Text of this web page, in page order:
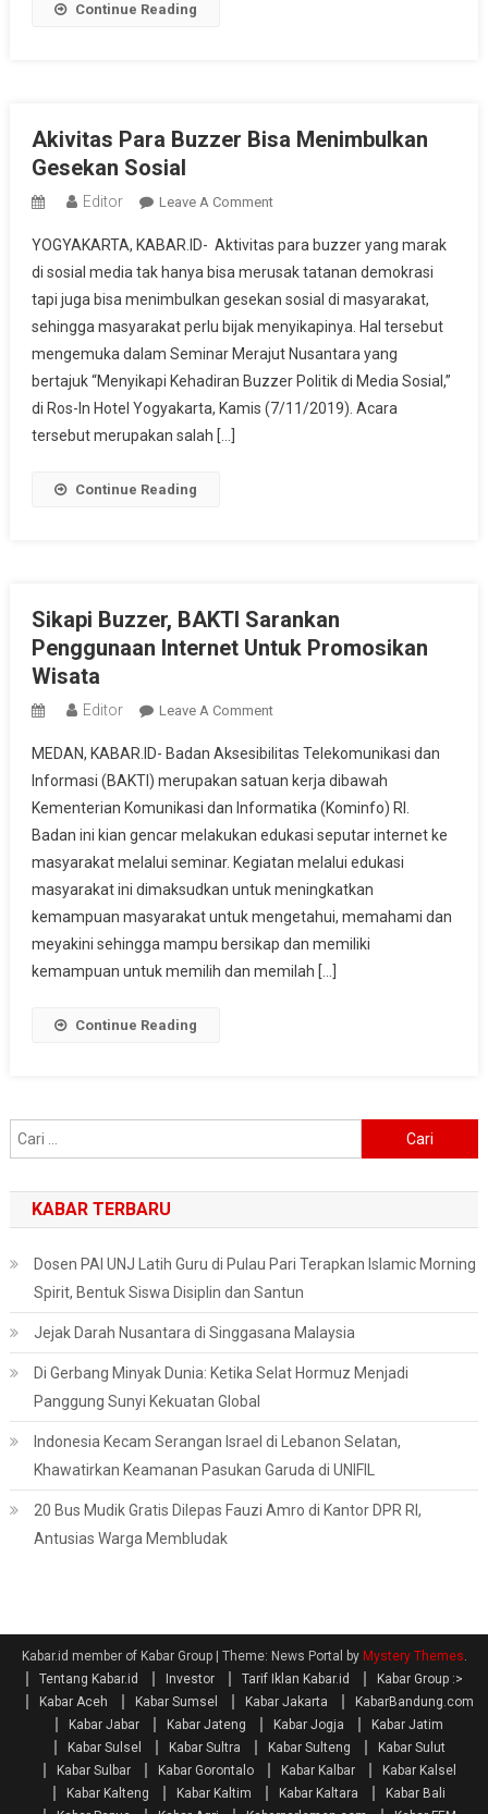
Continue Reading
Akivitas Para Buzzer Bisa Menimbulkan
Gesekan Sosial
Editor Leave A CommentOn
Para
Buzzer
Bisa
Menimbulkan
Gesekan
Sosial
YOGYAKARTA, KABAR.ID- Aktivitas para buzzer yang marak
di sosial media tak hanya bisa merusak tatanan demokrasi
tapi juga bisa menimbulkan gesekan sosial di masyarakat,
sehingga masyarakat perlu bijak menyikapinya. Hal tersebut
mengemuka dalam Seminar Merajut Nusantara yang
bertajuk “Menyikapi Kehadiran Buzzer Politik di Media Sosial,”
di Ros-In Hotel Yogyakarta, Kamis (7/11/2019). Acara
tersebut merupakan salah […]
Continue Reading
Sikapi Buzzer, BAKTI Sarankan
Penggunaan Internet Untuk Promosikan
Wisata
Editor Leave A CommentOn
Buzzer,
BAKTI
Sarankan
Penggunaan
Internet
Untuk
Promosikan
Wisata
MEDAN, KABAR.ID- Badan Aksesibilitas Telekomunikasi dan
Informasi (BAKTI) merupakan satuan kerja dibawah
Kementerian Komunikasi dan Informatika (Kominfo) RI.
Badan ini kian gencar melakukan edukasi seputar internet ke
masyarakat melalui seminar. Kegiatan melalui edukasi
masyarakat ini dimaksudkan untuk meningkatkan
kemampuan masyarakat untuk mengetahui, memahami dan
meyakini sehingga mampu bersikap dan memiliki
kemampuan untuk memilih dan memilah […]
Continue Reading
untuk:
KABAR TERBARU
Dosen PAI UNJ Latih Guru di Pulau Pari Terapkan Islamic Morning
Spirit, Bentuk Siswa Disiplin dan Santun
Jejak Darah Nusantara di Singgasana Malaysia
Di Gerbang Minyak Dunia: Ketika Selat Hormuz Menjadi
Panggung Sunyi Kekuatan Global
Indonesia Kecam Serangan Israel di Lebanon Selatan,
Khawatirkan Keamanan Pasukan Garuda di UNIFIL
20 Bus Mudik Gratis Dilepas Fauzi Amro di Kantor DPR RI,
Antusias Warga Membludak
Kabar.id member of Kabar Group Theme: News Portal by Mystery Themes.
Tentang Kabar.id
Investor Tarif Iklan Kabar.id
Kabar Group :>
Kabar Aceh
Kabar Sumsel Kabar Jakarta
KabarBandung.com
Kabar Jabar
Kabar Jateng Kabar Jogja
Kabar Jatim
Kabar Sulsel
Kabar Sultra Kabar Sulteng
Kabar Sulut
Kabar Sulbar
Kabar Gorontalo Kabar Kalbar
Kabar Kalsel
Kabar Kalteng
Kabar Kaltim Kabar Kaltara
Kabar Bali